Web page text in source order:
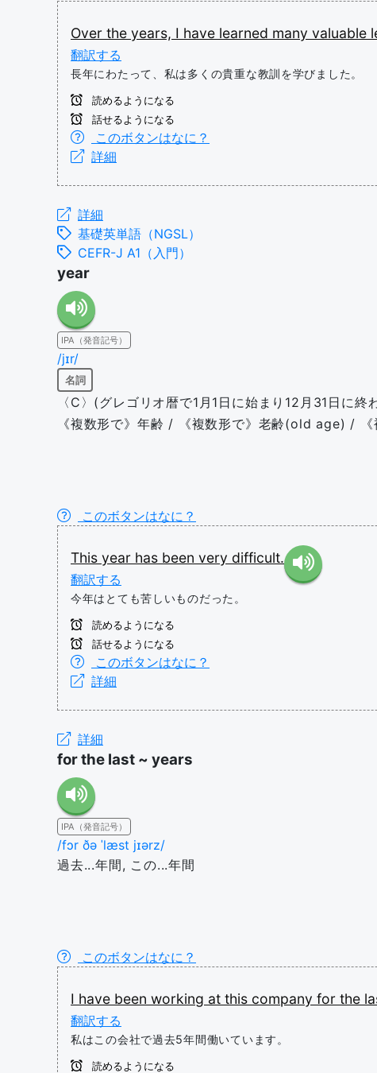
Over the years, I have learned many valuable
翻訳する
長年にわたって、私は多くの貴重な教訓を学びました。
読めるようになる
話せるようになる
このボタンはなに？
詳細
詳細
基礎英単語（NGSL）
CEFR-J A1（入門）
year
IPA（発音記号）
/jɪr/
名詞
〈C〉(グレゴリオ暦で1月1日に始まり12月31日
《複数形で》年齢 / 《複数形で》老齢(old age) /
このボタンはなに？
This year has been very difficult.
翻訳する
今年はとても苦しいものだった。
読めるようになる
話せるようになる
このボタンはなに？
詳細
詳細
for the last ~ years
IPA（発音記号）
/fɔr ðə ˈlæst jɪərz/
過去...年間, この...年間
このボタンはなに？
I have been working at this company for the
翻訳する
私はこの会社で過去5年間働いています。
読めるようになる